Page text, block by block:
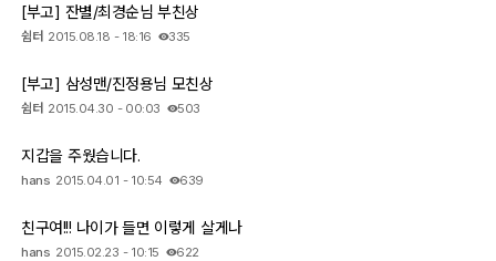
[부고] 잔별/최경순님 부친상
쉼터 2015.08.18 - 18:16 335
[부고] 삼성맨/진정용님 모친상
쉼터 2015.04.30 - 00:03 503
지갑을 주웠습니다.
hans 2015.04.01 - 10:54 639
친구여!!! 나이가 들면 이렇게 살게나
hans 2015.02.23 - 10:15 622